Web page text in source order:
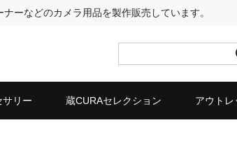
ーなどのカメラ用品を製作販売しています。
サリー 蔵CURAセレクション アウトレ